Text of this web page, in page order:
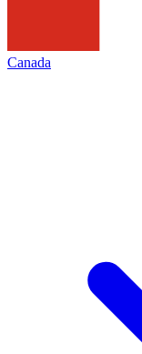
Canada